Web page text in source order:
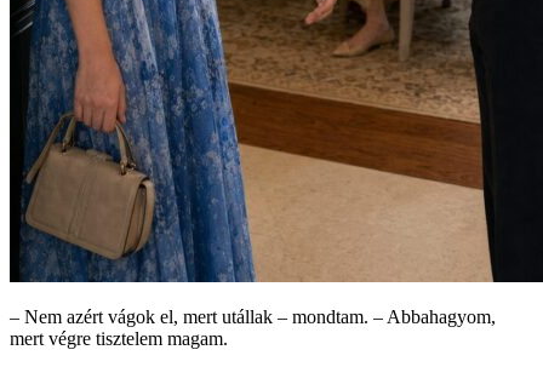
– Nem azért vágok el, mert utállak – mondtam. – Abbahagyom,
mert végre tisztelem magam.